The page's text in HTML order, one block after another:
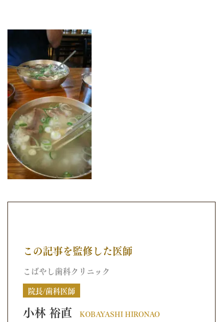
この記事を監修した医師
こばやし歯科クリニック
院長/歯科医師
小林 裕直 KOBAYASHI HIRONAO